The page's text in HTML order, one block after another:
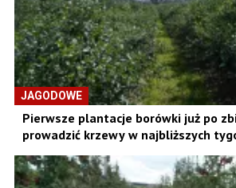
JAGODOWE
Pierwsze plantacje borówki już po
prowadzić krzewy w najbliższych